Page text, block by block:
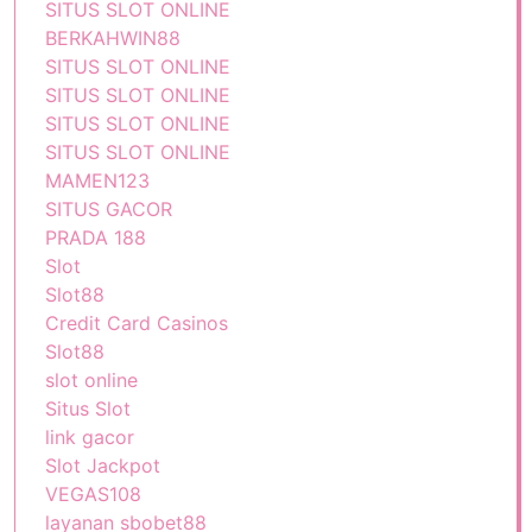
SITUS SLOT ONLINE
BERKAHWIN88
SITUS SLOT ONLINE
SITUS SLOT ONLINE
SITUS SLOT ONLINE
SITUS SLOT ONLINE
MAMEN123
SITUS GACOR
PRADA 188
Slot
Slot88
Credit Card Casinos
Slot88
slot online
Situs Slot
link gacor
Slot Jackpot
VEGAS108
layanan sbobet88